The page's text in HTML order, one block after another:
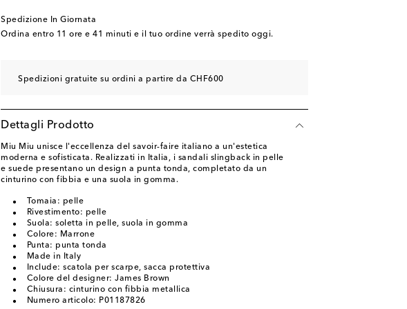
EU 42 Aggiungi alla wishlist
Spedizione In Giornata
Ordina entro 11 ore e 41 minuti e il tuo ordine verrà spedito oggi.
Spedizioni gratuite su ordini a partire da CHF600
Dettagli Prodotto
Miu Miu unisce l'eccellenza del savoir-faire italiano a un'estetica
moderna e sofisticata. Realizzati in Italia, i sandali slingback in pelle
e suede presentano un design a punta tonda, completato da un
cinturino con fibbia e una suola in gomma.
Tomaia: pelle
Rivestimento: pelle
Suola: soletta in pelle, suola in gomma
Colore: Marrone
Punta: punta tonda
Made in Italy
Include: scatola per scarpe, sacca protettiva
Colore del designer: James Brown
Chiusura: cinturino con fibbia metallica
Numero articolo: P01187826